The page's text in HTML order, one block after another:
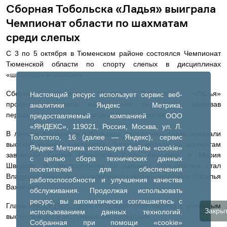
Настоящий ресурс использует сервис веб-
аналитики Яндекс Метрика,
предоставляемый компанией ООО
«ЯНДЕКС», 119021, Россия, Москва, ул. Л.
Толстого, 16 (далее — Яндекс), сервис
Яндекс Метрика использует файлы «cookie»
с целью сбора технических данных
посетителей для обеспечения
работоспособности и улучшения качества
обслуживания. Продолжая использовать
ресурс, вы автоматически соглашаетесь с
использованием данных технологий.
Собранная при помощи «cookie»
Сборная Тобольска «Ладья» выиграла
Чемпионат области по шахматам
среди слепых
С 3 по 5 октября в Тюменском районе состоялся Чемпионат
Тюменской области по спорту слепых в дисциплинах
«шахматы» и «шашки».
Сборная команда города Тобольска «Ладья»
продемонстрировала выдающиеся результаты, завоевав
первое место в командном зачёте по шахматам.
В личном первенстве тобольские спортсмены также показали
высокий уровень мастерства. Золотые медали по шахматам
завоевали Сергей Щинников, Игорь Анисимов и Мария
Шведова. В соревнованиях по шашкам победителем стал
Владимир Черкашин, а серебряную медаль получила Наталья
Важенина.
Глава городаПетр Вагинпоздравил спортсменов с успешным
выступлением и заслуженными наградами.